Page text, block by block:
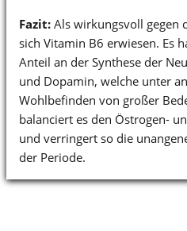
Fazit: Als wirkungsvoll gegen
sich Vitamin B6 erwiesen. Es
Anteil an der Synthese der
und Dopamin, welche unter
Wohlbefinden von großer
balanciert es den Östrogen-
und verringert so die
der Periode.